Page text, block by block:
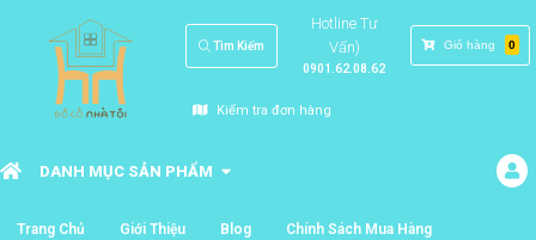
Tìm Kiếm
Hotline Tư
Vấn)
0901.62.08.62
Giỏ hàng 0
Kiểm tra đơn hàng
DANH MỤC SẢN PHẨM
Trang Chủ Giới Thiệu Blog Chính Sách Mua Hàng